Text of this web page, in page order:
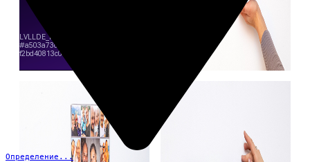
Определение...